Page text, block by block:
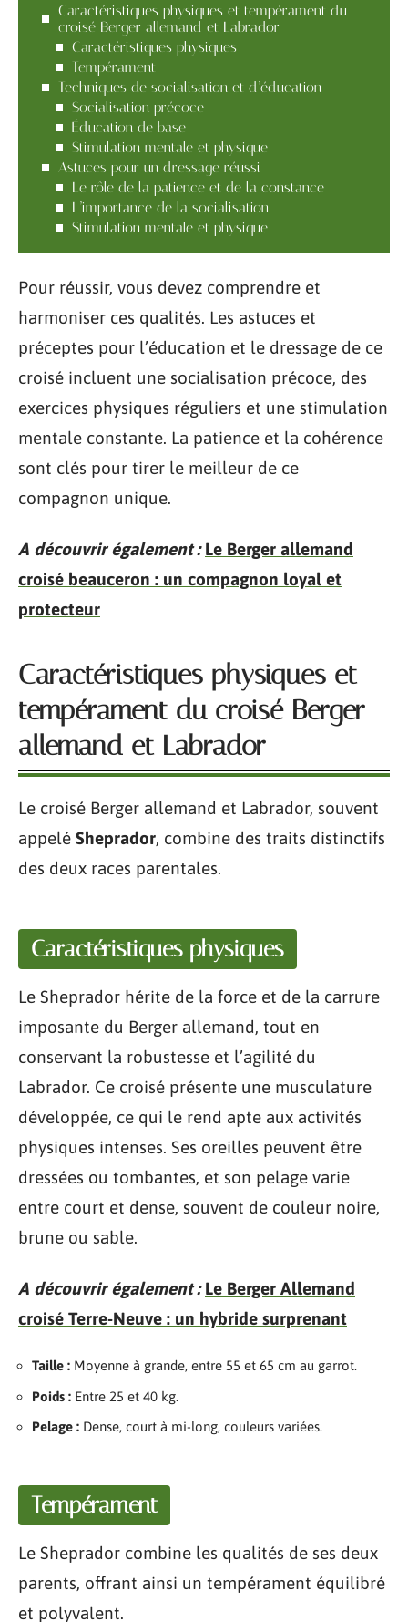
Caractéristiques physiques et tempérament du
croisé Berger allemand et Labrador
Caractéristiques physiques
Tempérament
Techniques de socialisation et d’éducation
Socialisation précoce
Éducation de base
Stimulation mentale et physique
Astuces pour un dressage réussi
Le rôle de la patience et de la constance
L’importance de la socialisation
Stimulation mentale et physique
Pour réussir, vous devez comprendre et
harmoniser ces qualités. Les astuces et
préceptes pour l’éducation et le dressage de ce
croisé incluent une socialisation précoce, des
exercices physiques réguliers et une stimulation
mentale constante. La patience et la cohérence
sont clés pour tirer le meilleur de ce
compagnon unique.
A découvrir également : Le Berger allemand
croisé beauceron : un compagnon loyal et
protecteur
Caractéristiques physiques et
tempérament du croisé Berger
allemand et Labrador
Le croisé Berger allemand et Labrador, souvent
appelé Sheprador, combine des traits distinctifs
des deux races parentales.
Caractéristiques physiques
Le Sheprador hérite de la force et de la carrure
imposante du Berger allemand, tout en
conservant la robustesse et l’agilité du
Labrador. Ce croisé présente une musculature
développée, ce qui le rend apte aux activités
physiques intenses. Ses oreilles peuvent être
dressées ou tombantes, et son pelage varie
entre court et dense, souvent de couleur noire,
brune ou sable.
A découvrir également : Le Berger Allemand
croisé Terre-Neuve : un hybride surprenant
Taille : Moyenne à grande, entre 55 et 65 cm au garrot.
Poids : Entre 25 et 40 kg.
Pelage : Dense, court à mi-long, couleurs variées.
Tempérament
Le Sheprador combine les qualités de ses deux
parents, offrant ainsi un tempérament équilibré
et polyvalent.